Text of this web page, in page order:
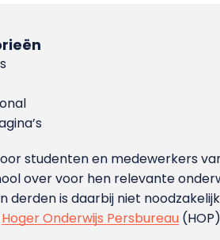
studenten en medewerkers
over voor hen relevante
is daarbij niet
Hoger Onderwijs Persbureau